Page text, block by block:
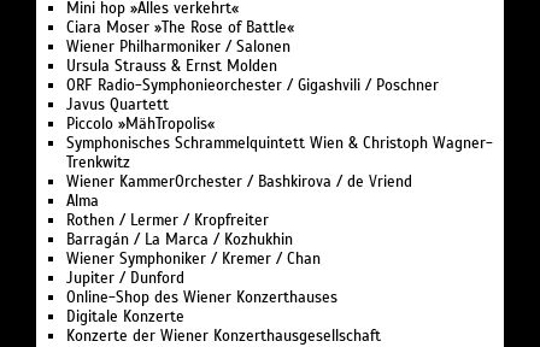
Mini hop »Alles verkehrt«
Ciara Moser »The Rose of Battle«
Wiener Philharmoniker / Salonen
Ursula Strauss & Ernst Molden
ORF Radio-Symphonieorchester / Gigashvili / Poschner
Javus Quartett
Piccolo »MähTropolis«
Symphonisches Schrammelquintett Wien & Christoph Wagner-
Trenkwitz
Wiener KammerOrchester / Bashkirova / de Vriend
Alma
Rothen / Lermer / Kropfreiter
Barragán / La Marca / Kozhukhin
Wiener Symphoniker / Kremer / Chan
Jupiter / Dunford
Online-Shop des Wiener Konzerthauses
Digitale Konzerte
Konzerte der Wiener Konzerthausgesellschaft